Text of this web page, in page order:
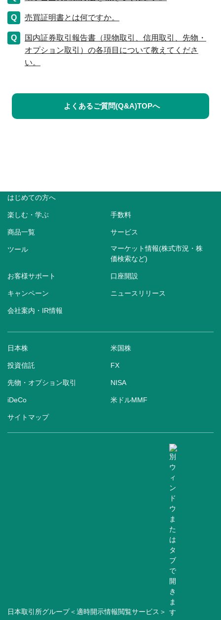
売買証明書とは何ですか。
国内証券取引報告書（現物取引、信用取引、先物・
オプション取引）の各項目について教えてくださ
い。
よくあるご質問(Q&A)TOPへ
はじめての方へ
楽しむ・学ぶ 手数料
商品一覧 サービス
ツール
マーケット情報(株式市況・株
価検索など)
お客様サポート 口座開設
キャンペーン ニュースリリース
会社案内・IR情報
日本株 米国株
投資信託 FX
先物・オプション取引 NISA
iDeCo 米ドルMMF
サイトマップ
日本取引所グループ＜適時開示情報閲覧サービス＞